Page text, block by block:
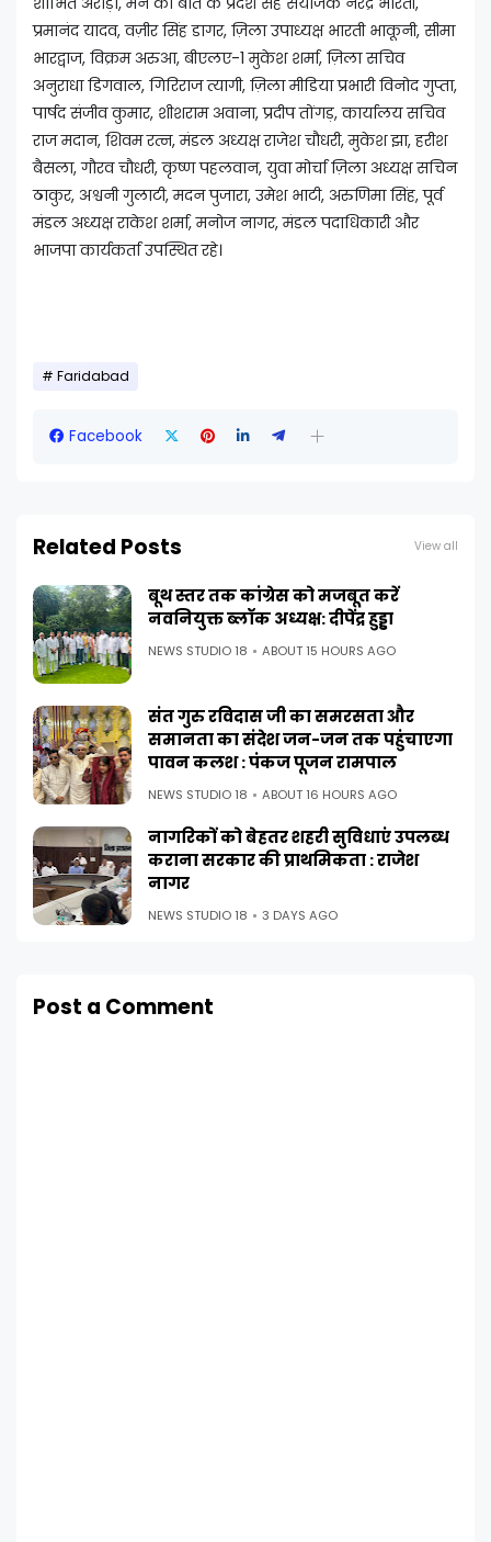
प्रमानंद यादव, वज़ीर सिंह डागर, ज़िला उपाध्यक्ष भारती भाकूनी, सीमा
भारद्वाज, विक्रम अरुआ, बीएलए-1 मुकेश शर्मा, ज़िला सचिव
अनुराधा डिगवाल, गिरिराज त्यागी, ज़िला मीडिया प्रभारी विनोद गुप्ता,
पार्षद संजीव कुमार, शीशराम अवाना, प्रदीप तोंगड़, कार्यालय सचिव
राज मदान, शिवम रत्न, मंडल अध्यक्ष राजेश चौधरी, मुकेश झा, हरीश
बैसला, गौरव चौधरी, कृष्ण पहलवान, युवा मोर्चा ज़िला अध्यक्ष सचिन
ठाकुर, अश्वनी गुलाटी, मदन पुजारा, उमेश भाटी, अरुणिमा सिंह, पूर्व
मंडल अध्यक्ष राकेश शर्मा, मनोज नागर, मंडल पदाधिकारी और
भाजपा कार्यकर्ता उपस्थित रहे।
Faridabad
Facebook
Related Posts View all
बूथ स्तर तक कांग्रेस को मजबूत करें
नवनियुक्त ब्लॉक अध्यक्ष: दीपेंद्र हुड्डा
NEWS STUDIO 18 ABOUT 15 HOURS AGO
संत गुरु रविदास जी का समरसता और
समानता का संदेश जन-जन तक पहुंचाएगा
पावन कलश : पंकज पूजन रामपाल
NEWS STUDIO 18 ABOUT 16 HOURS AGO
नागरिकों को बेहतर शहरी सुविधाएं उपलब्ध
कराना सरकार की प्राथमिकता : राजेश
नागर
NEWS STUDIO 18 3 DAYS AGO
Post a Comment